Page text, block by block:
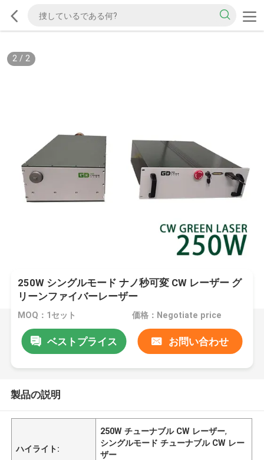
2/ 2
250W シングルモード ナノ秒可変 CW レーザー グ
リーンファイバーレーザー
MOQ：1セット 価格：Negotiate price
ベストプライス お問い合わせ
製品の説明
ハイライト:
250W チューナブル CW レーザー,
シングルモード チューナブル CW レー
ザー